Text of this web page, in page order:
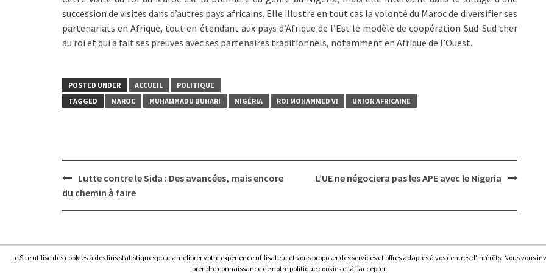
succession de visites dans d’autres pays africains. Elle illustre en tout cas la volonté du Maroc de diversifier ses
partenariats en Afrique, tout en étendant aux pays d’Afrique de l’Est le modèle de coopération Sud-Sud cher
au roi et qui a fait ses preuves avec ses partenaires traditionnels, notamment en Afrique de l’Ouest.
POSTED UNDER ACCUEIL
POLITIQUE
TAGGED
MAROC MUHAMMADU BUHARI NIGÉRIA ROI MOHAMMED VI UNION AFRICAINE
Post
navigation
Lutte contre le Sida : Des avancées, mais encore
du chemin à faire
L’UE ne négociera pas les APE avec le Nigeria
Afrique7, l’info du continent en continu.
Le Site utilise des cookies à des fins statistiques pour améliorer votre expérience utilisateur et vous proposer des services et offres adaptés à vos centres d’intérêts. Nous vous
prendre connaissance de notre politique cookies et à l’accepter.